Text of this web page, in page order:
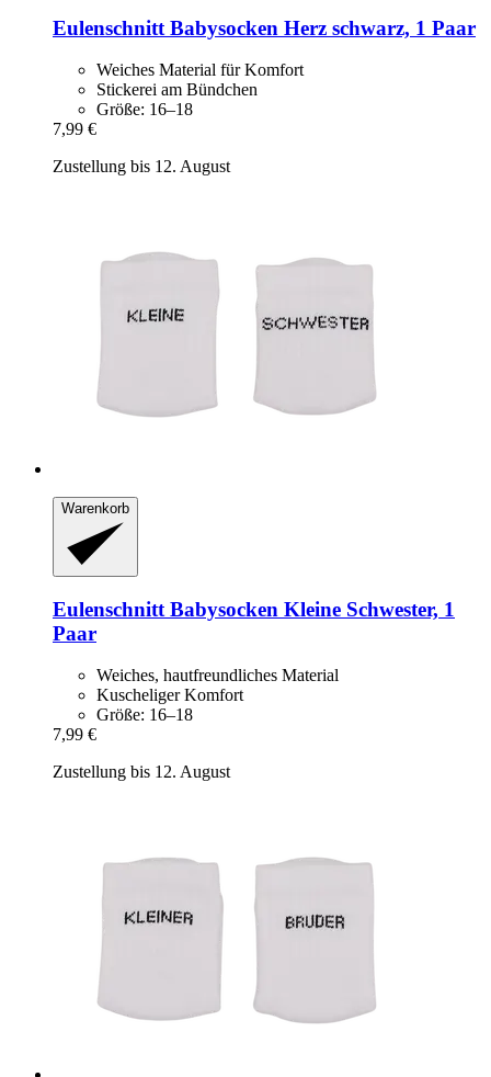
Eulenschnitt Babysocken Herz schwarz, 1 Paar
Weiches Material für Komfort
Stickerei am Bündchen
Größe: 16–18
7,99 €
Zustellung bis 12. August
Warenkorb
Eulenschnitt Babysocken Kleine Schwester, 1
Paar
Weiches, hautfreundliches Material
Kuscheliger Komfort
Größe: 16–18
7,99 €
Zustellung bis 12. August